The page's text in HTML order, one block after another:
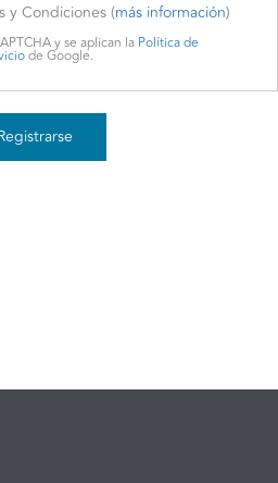
y Condiciones (más información)
y se aplican la Política de
de Google.